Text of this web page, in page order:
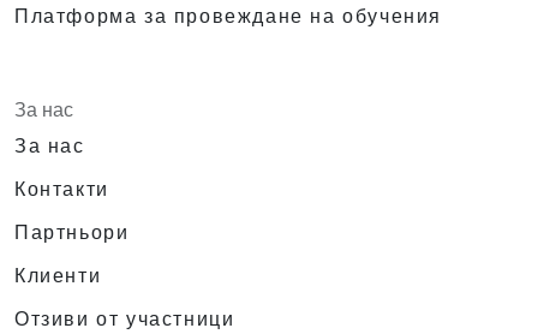
Платформа за провеждане на обучения
За нас
За нас
Контакти
Партньори
Клиенти
Отзиви от участници